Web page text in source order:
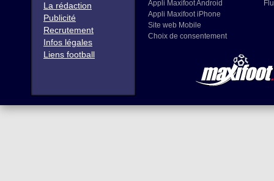
La rédaction
Publicité
Recrutement
Infos légales
Liens football
Appli Maxifoot Android
Appli Maxifoot iPhone
Site web Mobile
Choix de consentement